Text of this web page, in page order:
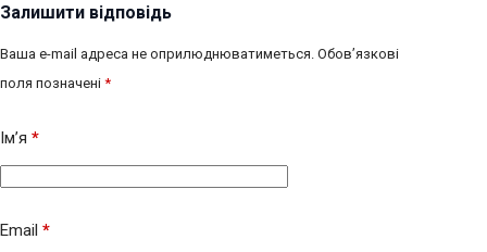
Залишити відповідь
Ваша e-mail адреса не оприлюднюватиметься. Обов’язкові
поля позначені *
Ім’я *
Email *